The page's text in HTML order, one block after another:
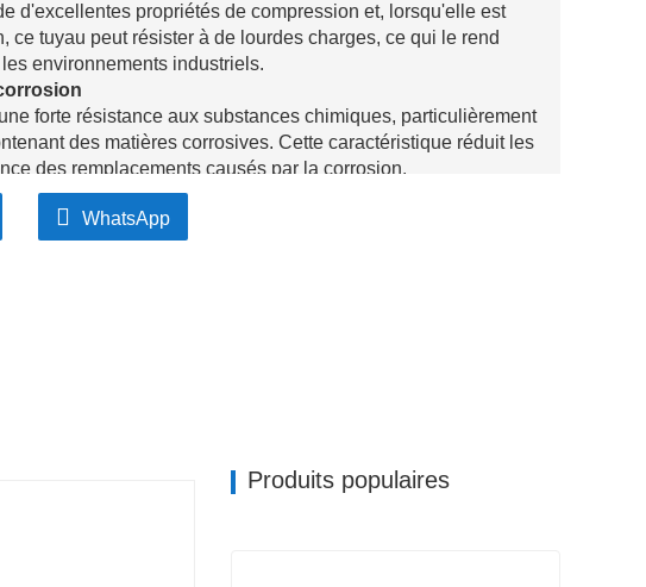
d'excellentes propriétés de compression et, lorsqu'elle est
ce tuyau peut résister à de lourdes charges, ce qui le rend
environnements industriels.
forte résistance aux substances chimiques, particulièrement
des matières corrosives. Cette caractéristique réduit les
des remplacements causés par la corrosion.
minimise la résistance au frottement lorsque les fluides
l'efficacité du débit et réduisant la consommation d'énergie de
WhatsApp
Produits populaires